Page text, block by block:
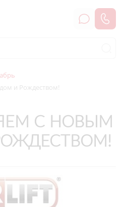
и Рождеством!
С НОВЫМ